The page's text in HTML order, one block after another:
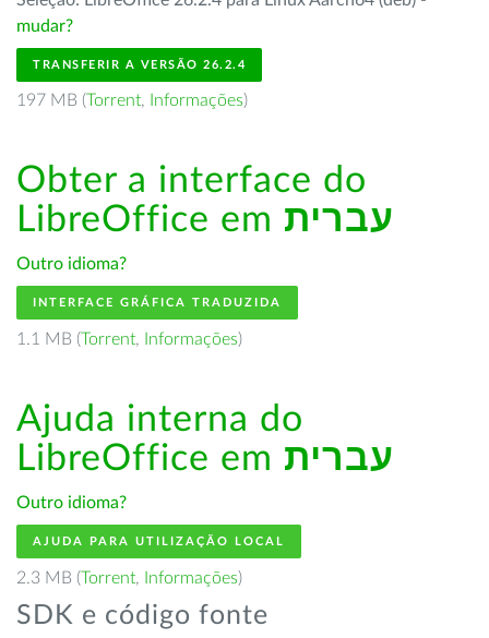
mudar?
TRANSFERIR A VERSÃO 26.2.4
197 MB (Torrent, Informações)
Obter a interface do
LibreOffice em עברית
Outro idioma?
INTERFACE GRÁFICA TRADUZIDA
1.1 MB (Torrent, Informações)
Ajuda interna do
LibreOffice em עברית
Outro idioma?
AJUDA PARA UTILIZAÇÃO LOCAL
2.3 MB (Torrent, Informações)
SDK e código fonte